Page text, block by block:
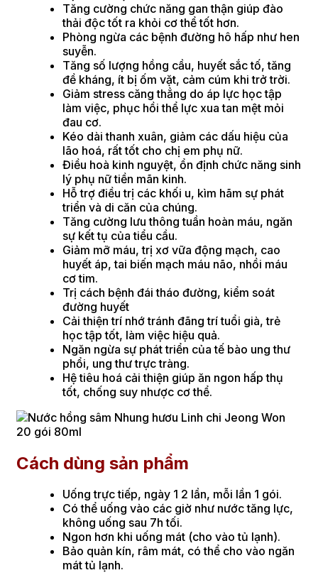
Tăng cường chức năng gan thận giúp đào
thải độc tốt ra khỏi cơ thể tốt hơn.
Phòng ngừa các bệnh đường hô hấp như hen
suyễn.
Tăng số lượng hồng cầu, huyết sắc tố, tăng
đề kháng, ít bị ốm vặt, cảm cúm khi trở trời.
Giảm stress căng thẳng do áp lực học tập
làm việc, phục hồi thể lực xua tan mệt mỏi
đau cơ.
Kéo dài thanh xuân, giảm các dấu hiệu của
lão hoá, rất tốt cho chị em phụ nữ.
Điều hoà kinh nguyệt, ổn định chức năng sinh
lý phụ nữ tiền mãn kinh.
Hỗ trợ điều trị các khối u, kìm hãm sự phát
triển và di căn của chúng.
Tăng cường lưu thông tuần hoàn máu, ngăn
sự kết tụ của tiểu cầu.
Giảm mỡ máu, trị xơ vữa động mạch, cao
huyết áp, tai biến mạch máu não, nhồi máu
cơ tim.
Trị cách bệnh đái tháo đường, kiểm soát
đường huyết
Cải thiện trí nhớ tránh đãng trí tuổi già, trẻ
học tập tốt, làm việc hiệu quả.
Ngăn ngừa sự phát triển của tế bào ung thư
phổi, ung thư trực tràng.
Hệ tiêu hoá cải thiện giúp ăn ngon hấp thụ
tốt, chống suy nhược cơ thể.
Cách dùng sản phẩm
Uống trực tiếp, ngày 1 2 lần, mỗi lần 1 gói.
Có thể uống vào các giờ như nước tăng lực,
không uống sau 7h tối.
Ngon hơn khi uống mát (cho vào tủ lạnh).
Bảo quản kín, râm mát, có thể cho vào ngăn
mát tủ lạnh.